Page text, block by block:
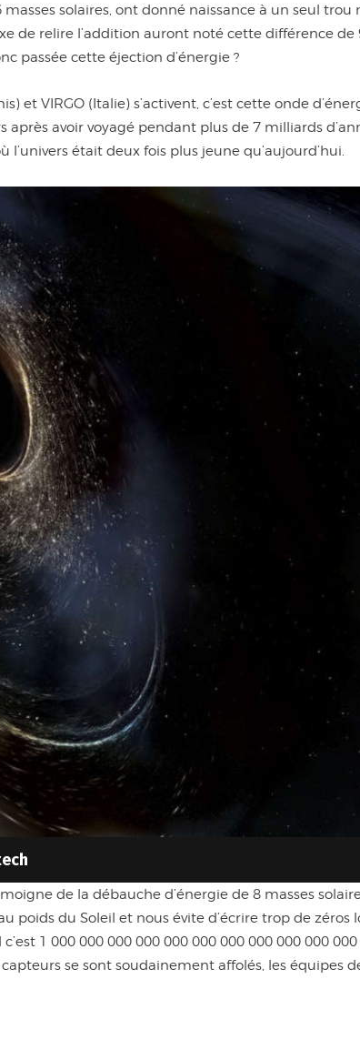
solaires, ont donné naissance à un seul trou
de relire l’addition auront noté cette différence
passée cette éjection d’énergie ?
et VIRGO (Italie) s’activent, c’est cette onde
avoir voyagé pendant plus de 7 milliards
l’univers était deux fois plus jeune qu’aujourd’hui.
de la débauche d’énergie de 8 masses
poids du Soleil et nous évite d’écrire trop de zéros
1 000 000 000 000 000 000 000 000 000 000
se sont soudainement affolés, les équipes